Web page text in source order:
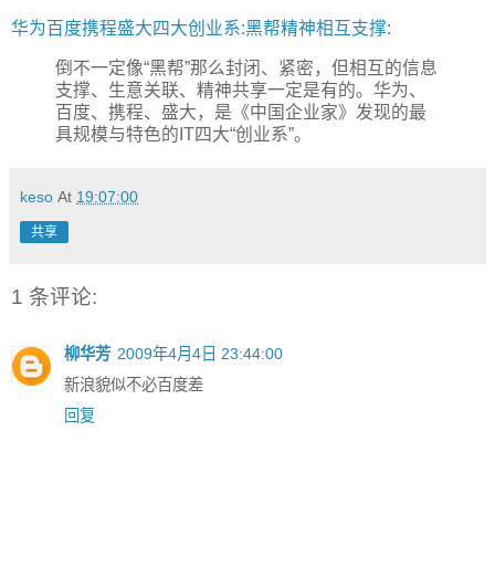
华为百度携程盛大四大创业系:黑帮精神相互支撑:
倒不一定像“黑帮”那么封闭、紧密，但相互的信息
支撑、生意关联、精神共享一定是有的。华为、
百度、携程、盛大，是《中国企业家》发现的最
具规模与特色的IT四大“创业系”。
keso At 19:07:00
共享
1 条评论:
柳华芳 2009年4月4日 23:44:00
新浪貌似不必百度差
回复